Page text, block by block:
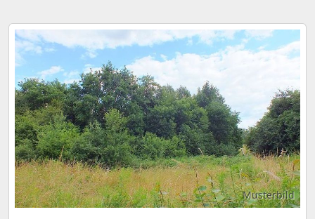
Musterbild